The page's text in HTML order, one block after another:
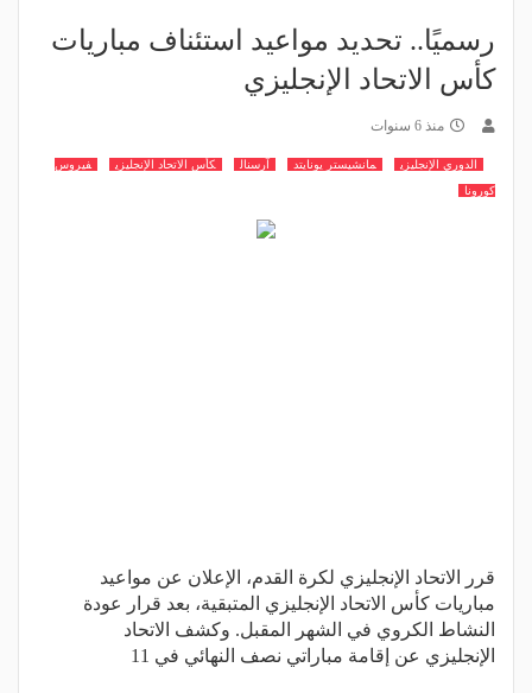
رسميًا.. تحديد مواعيد استئناف مباريات
كأس الاتحاد الإنجليزي
منذ 6 سنوات
الدوري الإنجليزي مانشيستر يونايتد آرسنال كأس الاتحاد الإنجليزي
فيروس
كورونا
قرر الاتحاد الإنجليزي لكرة القدم، الإعلان عن مواعيد
مباريات كأس الاتحاد الإنجليزي المتبقية، بعد قرار عودة
النشاط الكروي في الشهر المقبل. وكشف الاتحاد
الإنجليزي عن إقامة مباراتي نصف النهائي في 11